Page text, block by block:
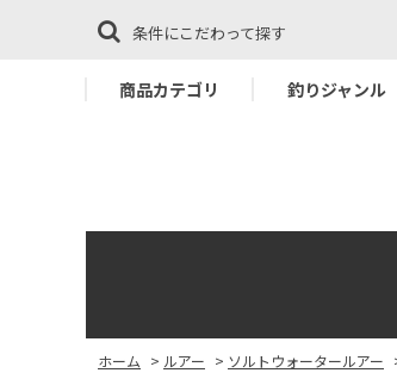
条件にこだわって探す
商品カテゴリ 釣りジャンル
ホーム > ルアー > ソルトウォータールアー